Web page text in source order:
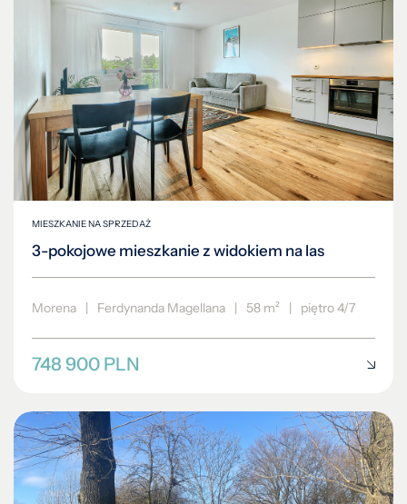
MIESZKANIE NA SPRZEDAŻ
3-pokojowe mieszkanie z widokiem na las
Morena Ferdynanda Magellana 58 m² piętro 4/7
748 900 PLN